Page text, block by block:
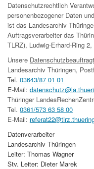
Datenschutzrechtlich
personenbezogener Daten
ist das Landesarchiv
Auftragsverarbeiter das
TLRZ), Ludwig-Erhard-Ring
Unsere
Landesarchiv Thüringen,
Tel. 03643/87 01 01
E-Mail:
Thüringer
Tel. 0361/573 63 58 00
E-Mail:
Datenverarbeiter
Landesarchiv Thüringen
Leiter: Thomas Wagner
Stv. Leiter: Dieter Marek